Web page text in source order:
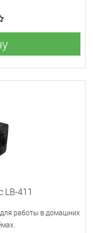
411
работы в домашних